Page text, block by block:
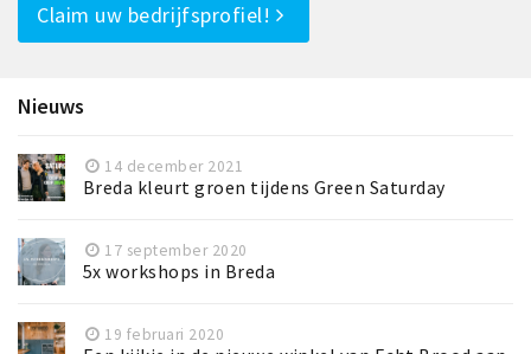
Claim uw bedrijfsprofiel!
Nieuws
14 december 2021
Breda kleurt groen tijdens Green Saturday
17 september 2020
5x workshops in Breda
19 februari 2020